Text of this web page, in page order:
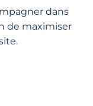
dans
de maximiser